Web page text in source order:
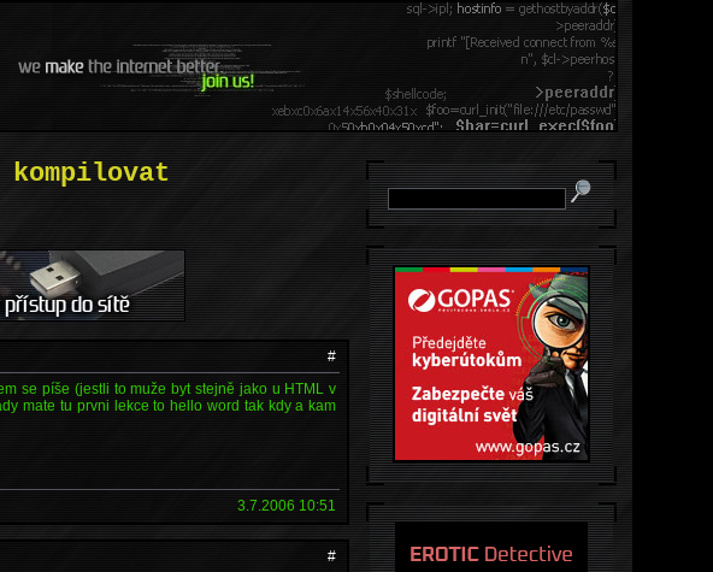
#
se píše (jestli to muže byt stejně jako u HTML v
mate tu prvni lekce to hello word tak kdy a kam
3.7.2006 10:51
#